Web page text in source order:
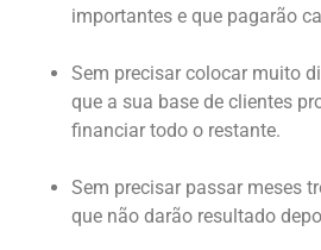
importantes e que pagarão
Sem precisar colocar muito
que a sua base de clientes
financiar todo o restante.
Sem precisar passar meses
que não darão resultado